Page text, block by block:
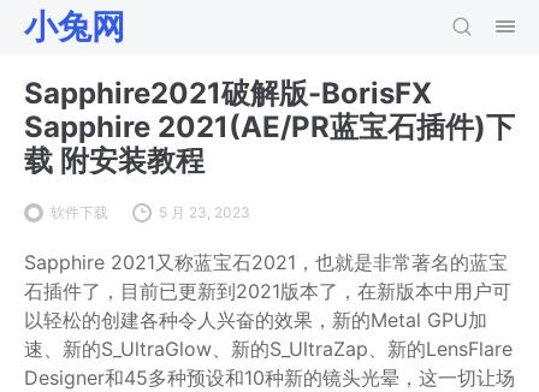
小兔网
Sapphire2021破解版-BorisFX
Sapphire 2021(AE/PR蓝宝石插件)下
载 附安装教程
软件下载 5 月 23, 2023
Sapphire 2021又称蓝宝石2021，也就是非常著名的蓝宝
石插件了，目前已更新到2021版本了，在新版本中用户可
以轻松的创建各种令人兴奋的效果，新的Metal GPU加
速、新的S_UltraGlow、新的S_UltraZap、新的LensFlare
Designer和45多种预设和10种新的镜头光晕，这一切让场